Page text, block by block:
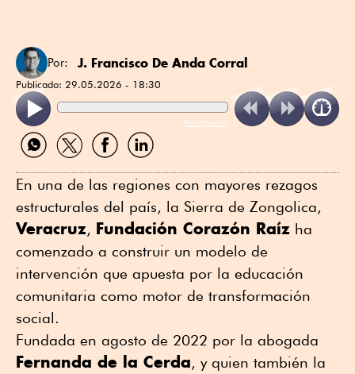
Por: J. Francisco De Anda Corral
Publicado: 29.05.2026 - 18:30
ReadSpeaker
Compartir
por
Compartir
por
Compartir
por
Compartir
por
En una de las regiones con mayores rezagos
estructurales del país, la Sierra de Zongolica,
Veracruz, Fundación Corazón Raíz ha
comenzado a construir un modelo de
intervención que apuesta por la educación
comunitaria como motor de transformación
social.
Fundada en agosto de 2022 por la abogada
Fernanda de la Cerda, y quien también la